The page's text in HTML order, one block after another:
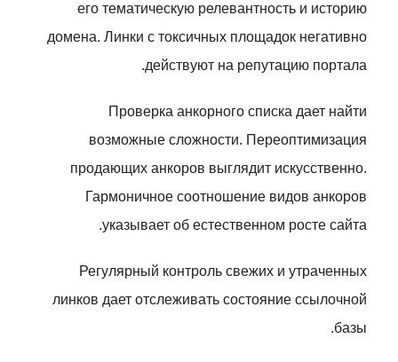
его тематическую релевантность и историю
домена. Линки с токсичных площадок негативно
действуют на репутацию портала.
Проверка анкорного списка дает найти
возможные сложности. Переоптимизация
продающих анкоров выглядит искусственно.
Гармоничное соотношение видов анкоров
указывает об естественном росте сайта.
Регулярный контроль свежих и утраченных
линков дает отслеживать состояние ссылочной
базы.